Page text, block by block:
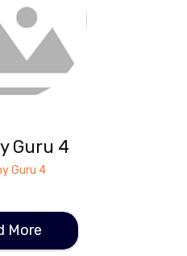
Guru 4
Guru 4
More